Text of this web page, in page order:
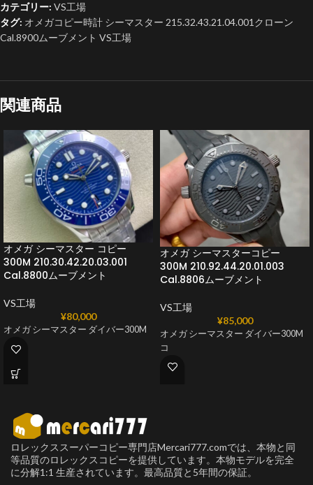
カテゴリー: VS工場
タグ: オメガコピー時計 シーマスター 215.32.43.21.04.001クローン
Cal.8900ムーブメント VS工場
関連商品
オメガ シーマスター コピー
300M 210.30.42.20.03.001
Cal.8800ムーブメント
VS工場
¥80,000
オメガ シーマスター ダイバー300M
オメガ シーマスターコピー
300M 210.92.44.20.01.003
Cal.8806ムーブメント
VS工場
¥85,000
オメガ シーマスター ダイバー300M
コ
ロレックススーパーコピー専門店Mercari777.comでは、本物と同
等品質のロレックスコピーを提供しています。本物モデルを完全
に分解1:1 生産されています。最高品質と5年間の保証。